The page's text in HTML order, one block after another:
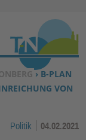
› B-PLAN
VON
Politik 04.02.2021